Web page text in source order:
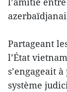
Partageant
l’État
s’engageait
système